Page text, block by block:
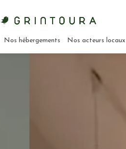
Nos hébergements Nos acteurs locaux